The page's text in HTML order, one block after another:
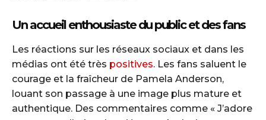
Un accueil enthousiaste du public et des fans
Les réactions sur les réseaux sociaux et dans les
médias ont été très positives. Les fans saluent le
courage et la fraîcheur de Pamela Anderson,
louant son passage à une image plus mature et
authentique. Des commentaires comme « J’adore